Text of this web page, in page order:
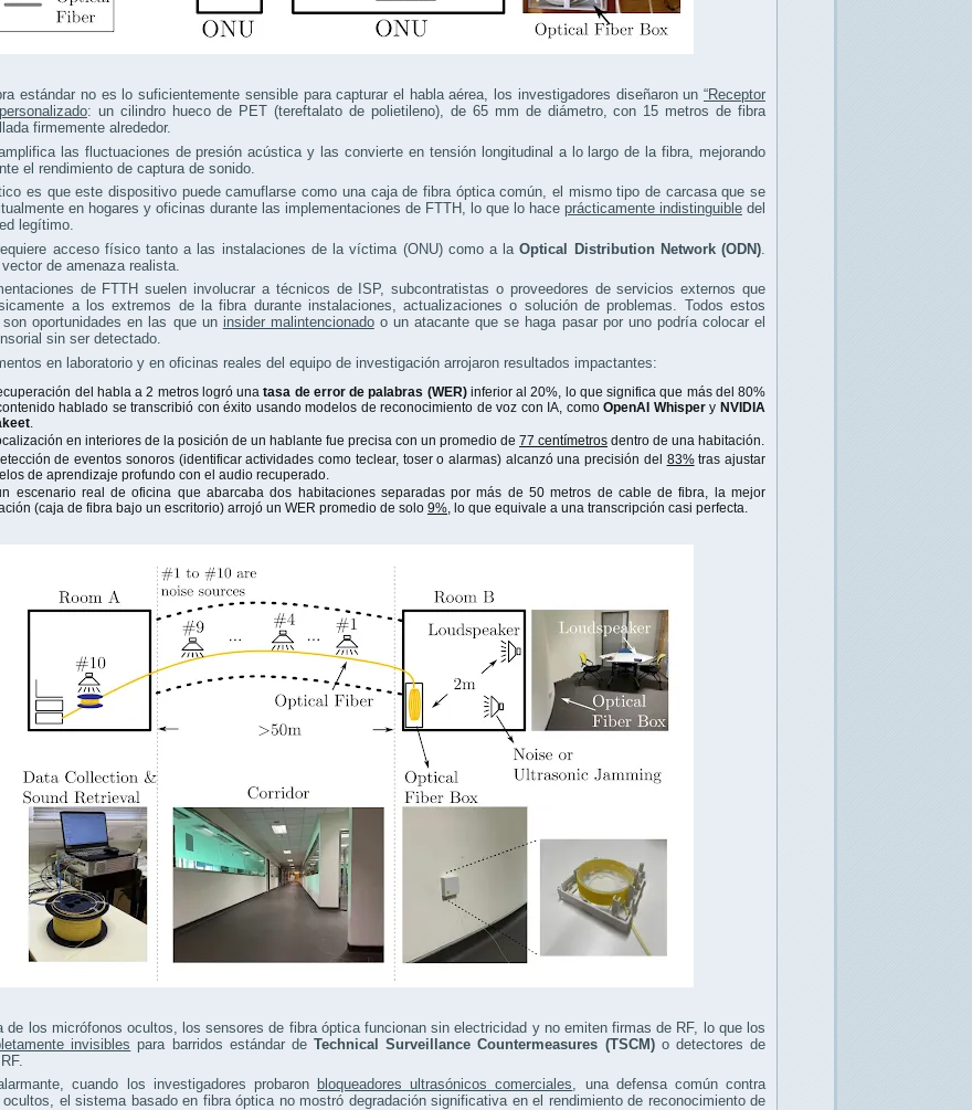
estándar no es lo suficientemente sensible para capturar el habla aérea, los investigadores diseñaron un “Receptor
: un cilindro hueco de PET (tereftalato de polietileno), de 65 mm de diámetro, con 15 metros de fibra
firmemente alrededor.
las fluctuaciones de presión acústica y las convierte en tensión longitudinal a lo largo de la fibra, mejorando
el rendimiento de captura de sonido.
es que este dispositivo puede camuflarse como una caja de fibra óptica común, el mismo tipo de carcasa que se
en hogares y oficinas durante las implementaciones de FTTH, lo que lo hace prácticamente indistinguible del
legítimo.
acceso físico tanto a las instalaciones de la víctima (ONU) como a laOptical Distribution Network (ODN)
de amenaza realista.
de FTTH suelen involucrar a técnicos de ISP, subcontratistas o proveedores de servicios externos que
a los extremos de la fibra durante instalaciones, actualizaciones o solución de problemas. Todos estos
oportunidades en las que un insider malintencionadoo un atacante que se haga pasar por uno podría colocar el
sin ser detectado.
en laboratorio y en oficinas reales del equipo de investigación arrojaron resultados impactantes:
del habla a 2 metros logró unatasa de error de palabras (WER)inferior al 20%, lo que significa que más del 80%
hablado se transcribió con éxito usando modelos de reconocimiento de voz con IA, comoOpenAI WhisperyNVIDIA
en interiores de la posición de un hablante fue precisa con un promedio de 77 centímetros dentro de una habitación.
de eventos sonoros (identificar actividades como teclear, toser o alarmas) alcanzó una precisión del 83%tras ajustar
de aprendizaje profundo con el audio recuperado.
escenario real de oficina que abarcaba dos habitaciones separadas por más de 50 metros de cable de fibra, la mejor
(caja de fibra bajo un escritorio) arrojó un WER promedio de solo 9%, lo que equivale a una transcripción casi perfecta.
de los micrófonos ocultos, los sensores de fibra óptica funcionan sin electricidad y no emiten firmas de RF, lo que los
invisibles para barridos estándar deTechnical Surveillance Countermeasures (TSCM)o detectores de
cuando los investigadores probaron bloqueadores ultrasónicos comerciales, una defensa común contra
ocultos, el sistema basado en fibra óptica no mostró degradación significativa en el rendimiento de reconocimiento de